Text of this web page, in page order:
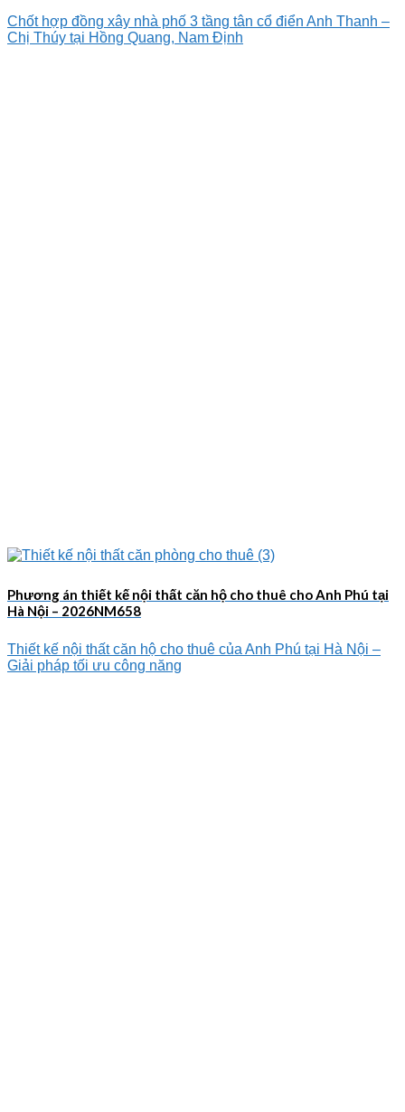
Chốt hợp đồng xây nhà phố 3 tầng tân cổ điển Anh Thanh –
Chị Thúy tại Hồng Quang, Nam Định
Phương án thiết kế nội thất căn hộ cho thuê cho Anh Phú tại
Hà Nội – 2026NM658
Thiết kế nội thất căn hộ cho thuê của Anh Phú tại Hà Nội –
Giải pháp tối ưu công năng